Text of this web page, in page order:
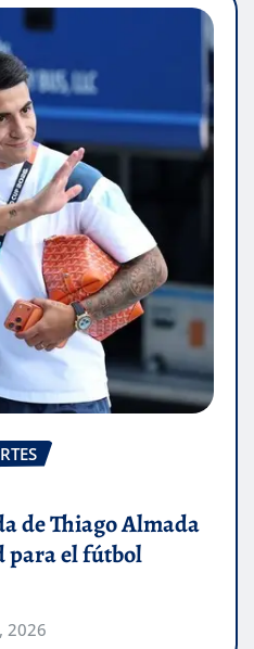
de Thiago Almada
para el fútbol
2026